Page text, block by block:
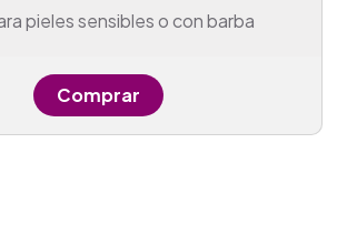
pieles sensibles o con barba
Comprar